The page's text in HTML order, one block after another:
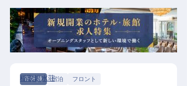
正社員 宿泊 フロント
稲取銀水荘